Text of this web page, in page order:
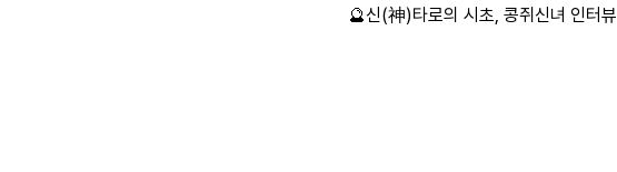
🔮신(神)타로의 시초, 콩쥐신녀 인터뷰